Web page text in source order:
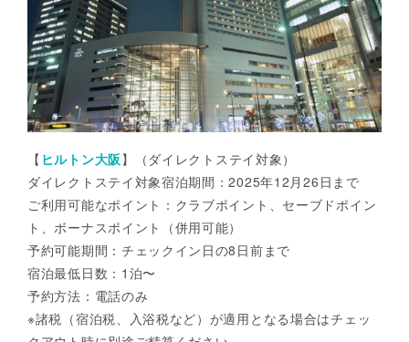
【 ヒルトン大阪 】（ダイレクトステイ対象）
ダイレクトステイ対象宿泊期間：2025年12月26日まで
ご利用可能なポイント：クラブポイント、セーブドポイン
ト、ボーナスポイント（併用可能）
予約可能期間：チェックイン日の8日前まで
宿泊最低日数：1泊〜
予約方法：電話のみ
※諸税（宿泊税、入浴税など）が適用となる場合はチェッ